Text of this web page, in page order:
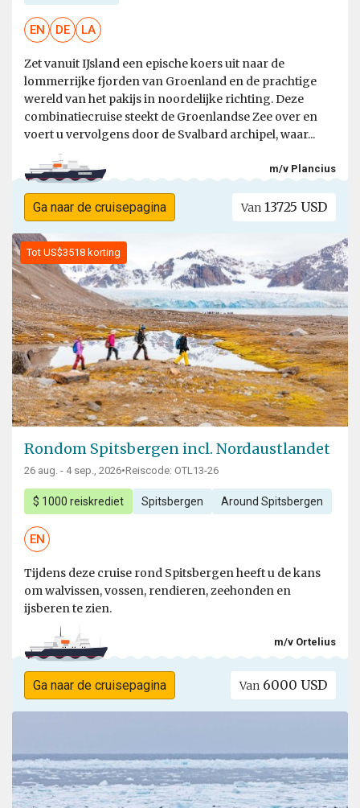
EN DE LA
Zet vanuit IJsland een epische koers uit naar de
lommerrijke fjorden van Groenland en de prachtige
wereld van het pakijs in noordelijke richting. Deze
combinatiecruise steekt de Groenlandse Zee over en
voert u vervolgens door de Svalbard archipel, waar...
m/v Plancius
Ga naar de cruisepagina Van 13725 USD
Tot US$3518 korting
Rondom Spitsbergen incl. Nordaustlandet
26 aug. - 4 sep., 2026•Reiscode: OTL13-26
$ 1000 reiskrediet Spitsbergen Around Spitsbergen
EN
Tijdens deze cruise rond Spitsbergen heeft u de kans
om walvissen, vossen, rendieren, zeehonden en
ijsberen te zien.
m/v Ortelius
Ga naar de cruisepagina Van 6000 USD